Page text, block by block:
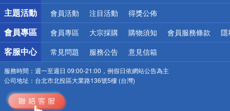
詐騙網頁！請小心！
主題活動 會員活動 注目活動 得獎公佈
會員專區 會員專區 大宗採購 購物須知 會員服務條款 隱
客服中心 常見問題 服務公告 意見信箱
服務時間： 週一至週日 09:00-21:00，例假日依網站公告為主
公司地址： 台北市北投區大業路136號5樓 (台灣)